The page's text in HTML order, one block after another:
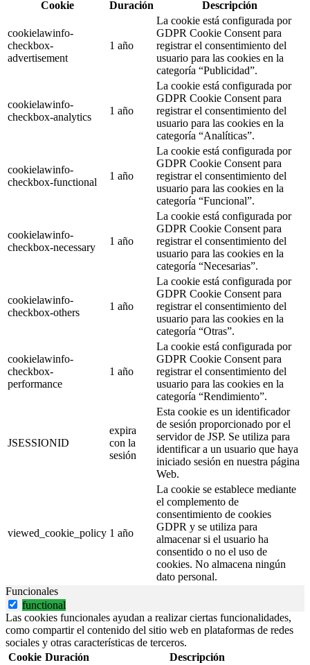
Cookie Duración Descripción
cookielawinfo-
checkbox-
advertisement
1 año
La cookie está configurada por
GDPR Cookie Consent para
registrar el consentimiento del
usuario para las cookies en la
categoría “Publicidad”.
cookielawinfo-
checkbox-analytics
1 año
La cookie está configurada por
GDPR Cookie Consent para
registrar el consentimiento del
usuario para las cookies en la
categoría “Analíticas”.
cookielawinfo-
checkbox-functional
1 año
La cookie está configurada por
GDPR Cookie Consent para
registrar el consentimiento del
usuario para las cookies en la
categoría “Funcional”.
cookielawinfo-
checkbox-necessary
1 año
La cookie está configurada por
GDPR Cookie Consent para
registrar el consentimiento del
usuario para las cookies en la
categoría “Necesarias”.
cookielawinfo-
checkbox-others
1 año
La cookie está configurada por
GDPR Cookie Consent para
registrar el consentimiento del
usuario para las cookies en la
categoría “Otras”.
cookielawinfo-
checkbox-
performance
1 año
La cookie está configurada por
GDPR Cookie Consent para
registrar el consentimiento del
usuario para las cookies en la
categoría “Rendimiento”.
JSESSIONID
expira
con la
sesión
Esta cookie es un identificador
de sesión proporcionado por el
servidor de JSP. Se utiliza para
identificar a un usuario que haya
iniciado sesión en nuestra página
Web.
viewed_cookie_policy 1 año
La cookie se establece mediante
el complemento de
consentimiento de cookies
GDPR y se utiliza para
almacenar si el usuario ha
consentido o no el uso de
cookies. No almacena ningún
dato personal.
Funcionales
functional
Las cookies funcionales ayudan a realizar ciertas funcionalidades,
como compartir el contenido del sitio web en plataformas de redes
sociales y otras características de terceros.
Cookie Duración Descripción